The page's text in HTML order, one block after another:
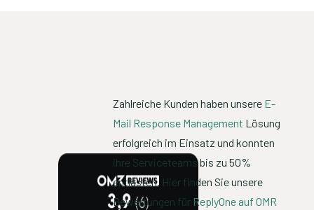
Zahlreiche Kunden haben unsere E-
Mail Response Management Lösung
erfolgreich im Einsatz und konnten
ihre Serviceteams bis zu 50%
entlasten. Hier finden Sie unsere
Bewertungen für ReplyOne auf OMR